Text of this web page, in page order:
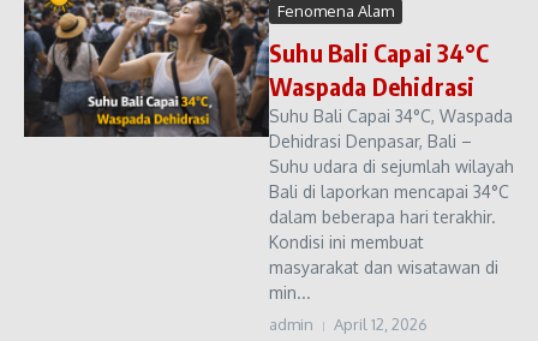
Fenomena Alam
Suhu Bali Capai 34°C
Waspada Dehidrasi
Suhu Bali Capai 34°C, Waspada
Dehidrasi Denpasar, Bali –
Suhu udara di sejumlah wilayah
Bali di laporkan mencapai 34°C
dalam beberapa hari terakhir.
Kondisi ini membuat
masyarakat dan wisatawan di
min...
admin April 12, 2026